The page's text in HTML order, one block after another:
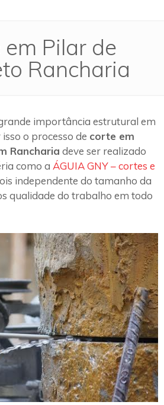
em Pilar de
Rancharia
importância estrutural em
o processo de corte em
Rancharia deve ser realizado
como a ÁGUIA GNY – cortes e
independente do tamanho da
qualidade do trabalho em todo